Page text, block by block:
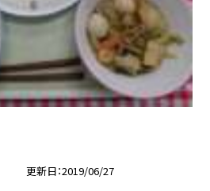
更新日 2019/06/27